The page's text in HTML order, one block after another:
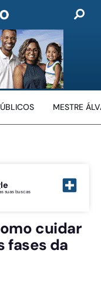
MESTRE
suas buscas
cuidar
fases da